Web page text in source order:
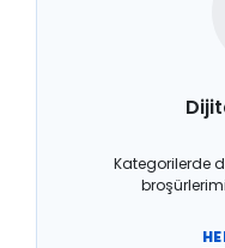
Kategorilerde